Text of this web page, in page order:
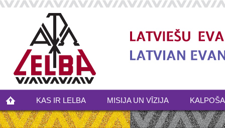
KAS IR LELBA MISIJA UN VĪZIJA